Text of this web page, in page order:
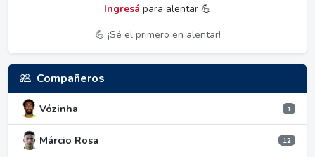
Ingresá para alentar 💪
💪 ¡Sé el primero en alentar!
Compañeros
Vózinha 1
Márcio Rosa 12